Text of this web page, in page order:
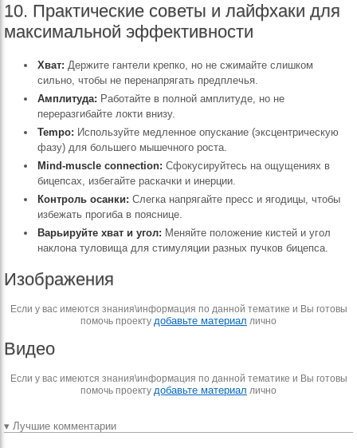
10. Практические советы и лайфхаки для
максимальной эффективности
Хват: Держите гантели крепко, но не сжимайте слишком
сильно, чтобы не перенапрягать предплечья.
Амплитуда: Работайте в полной амплитуде, но не
переразгибайте локти внизу.
Tempo: Используйте медленное опускание (эксцентрическую
фазу) для большего мышечного роста.
Mind-muscle connection: Сфокусируйтесь на ощущениях в
бицепсах, избегайте раскачки и инерции.
Контроль осанки: Слегка напрягайте пресс и ягодицы, чтобы
избежать прогиба в пояснице.
Варьируйте хват и угол: Меняйте положение кистей и угол
наклона туловища для стимуляции разных пучков бицепса.
Изображения
Если у вас имеются знания\информация по данной тематике и Вы готовы
помочь проекту добавьте материал лично
Видео
Если у вас имеются знания\информация по данной тематике и Вы готовы
помочь проекту добавьте материал лично
▾ Лучшие комментарии